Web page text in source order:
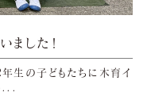
ました！
生の子どもたちに木育イ
...